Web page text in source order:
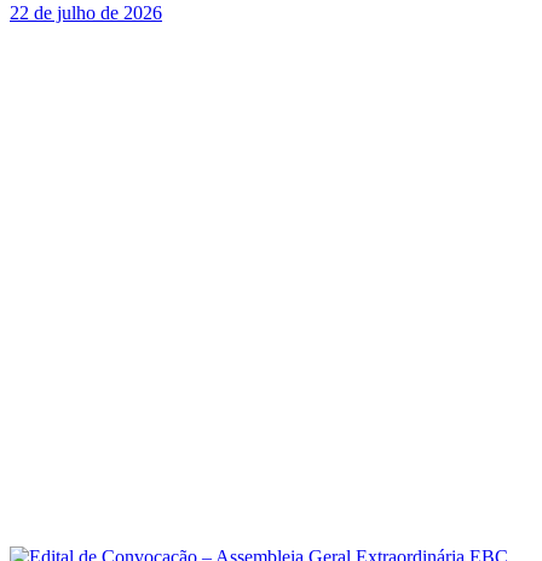
22 de julho de 2026